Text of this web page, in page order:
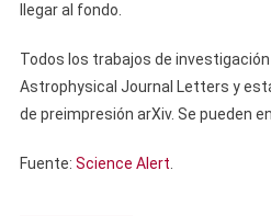
llegar al fondo.
Todos los trabajos de
Astrophysical Journal Letters y
de preimpresión arXiv. Se pueden
Fuente: Science Alert